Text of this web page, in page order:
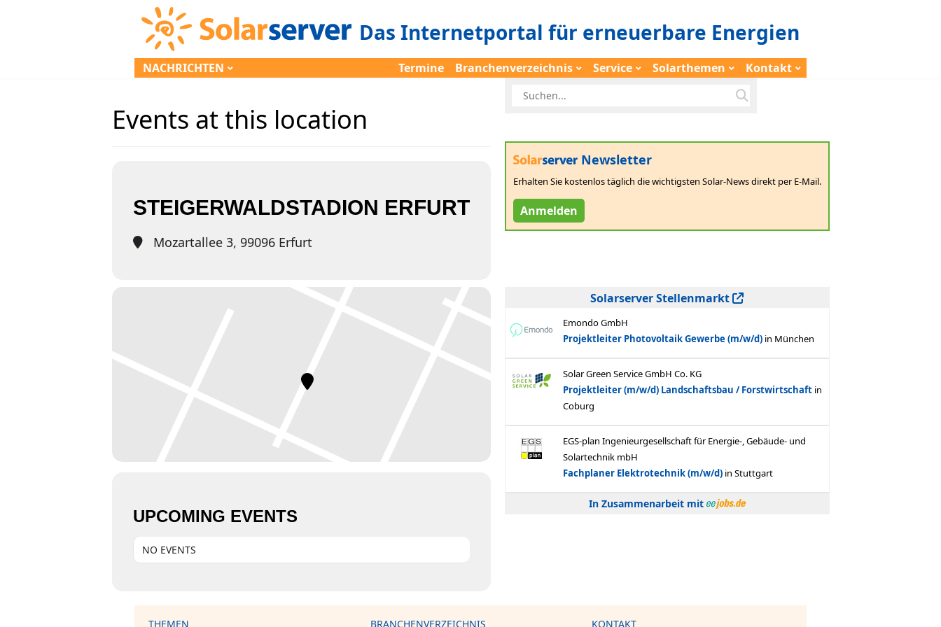
Das Internetportal für erneuerbare Energien
NACHRICHTEN Termine Branchenverzeichnis Service Solarthemen Kontakt
Events at this location
STEIGERWALDSTADION ERFURT
Mozartallee 3, 99096 Erfurt
UPCOMING EVENTS
NO EVENTS
Newsletter
Erhalten Sie kostenlos täglich die wichtigsten Solar-News direkt per E-Mail.
Anmelden
Solarserver Stellenmarkt
In Zusammenarbeit mit
THEMEN BRANCHENVERZEICHNIS KONTAKT